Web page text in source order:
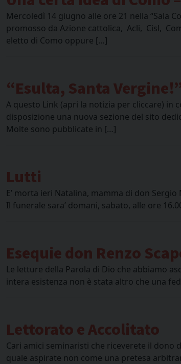
Mercoledì 14 giugno alle ore 21 nella “Sala
promosso da Azione cattolica, Acli, Cisl,
eletto di Como oppure […]
“Esulta, Santa
A questo Link (apri la notizia per cliccare) in
disposizione una nuova sezione del sito
Molte sono pubblicate in […]
Lutti
E’ morta ieri Natalina, mamma di don
Il funerale sara’ domani, sabato, alle ore
Esequie don Renzo
Le letture della Parola di Dio che abbiamo
intera esistenza non è stata altro che una
Lettorato e Accolitato
Cari amici seminaristi che riceverete il dono
quale aspirate non come una pretesa